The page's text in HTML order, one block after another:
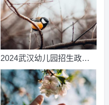
2024武汉幼儿园招生政策
(招生时间+招生条件)2024
更新/推荐